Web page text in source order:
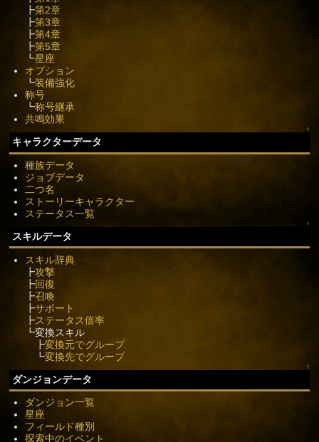
┣第2章
┣第3章
┣第4章
┣第5章
┗星座
オプション
┗装備強化
称号
┗称号継承
共鳴効果
↑
キャラクターデータ
種族データ
ジョブデータ
二つ名
ストーリーキャラクター
ステータス一覧
↑
スキルデータ
スキル辞典
┣攻撃
┣回復
┣召喚
┣サポート
┣ステータス倍率
┗変換スキル
┣変換元でグループ
┗変換先でグループ
↑
ダンジョンデータ
ダンジョン一覧
星座
フィールド種別
探索中のイベント